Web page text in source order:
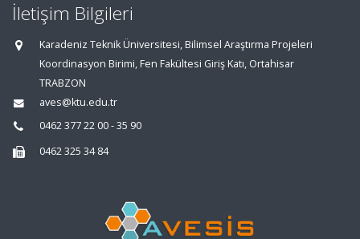
İletişim Bilgileri
Karadeniz Teknik Üniversitesi, Bilimsel Araştırma Projeleri
Koordinasyon Birimi, Fen Fakültesi Giriş Katı, Ortahisar
TRABZON
aves@ktu.edu.tr
0462 377 22 00 - 35 90
0462 325 34 84